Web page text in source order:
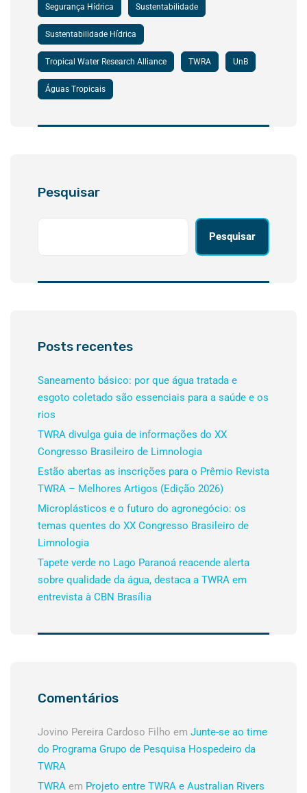
Segurança Hídrica Sustentabilidade
Sustentabilidade Hídrica
Tropical Water Research Alliance TWRA UnB
Águas Tropicais
Pesquisar
Pesquisar
Posts recentes
Saneamento básico: por que água tratada e
esgoto coletado são essenciais para a saúde e os
rios
TWRA divulga guia de informações do XX
Congresso Brasileiro de Limnologia
Estão abertas as inscrições para o Prêmio Revista
TWRA – Melhores Artigos (Edição 2026)
Microplásticos e o futuro do agronegócio: os
temas quentes do XX Congresso Brasileiro de
Limnologia
Tapete verde no Lago Paranoá reacende alerta
sobre qualidade da água, destaca a TWRA em
entrevista à CBN Brasília
Comentários
Jovino Pereira Cardoso Filho em Junte-se ao time
do Programa Grupo de Pesquisa Hospedeiro da
TWRA
TWRA em Projeto entre TWRA e Australian Rivers